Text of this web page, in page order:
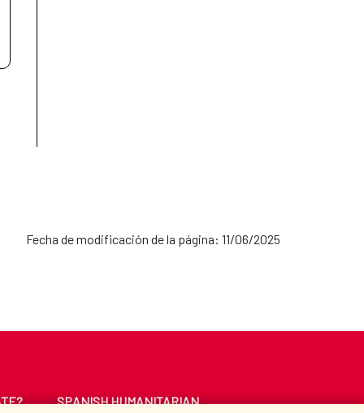
Fecha de modificación de la página: 11/06/2025
SPANISH HUMANITARIAN